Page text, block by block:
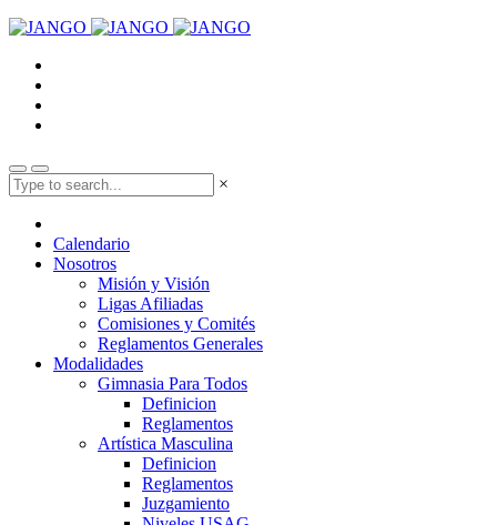
×
Calendario
Nosotros
Misión y Visión
Ligas Afiliadas
Comisiones y Comités
Reglamentos Generales
Modalidades
Gimnasia Para Todos
Definicion
Reglamentos
Artística Masculina
Definicion
Reglamentos
Juzgamiento